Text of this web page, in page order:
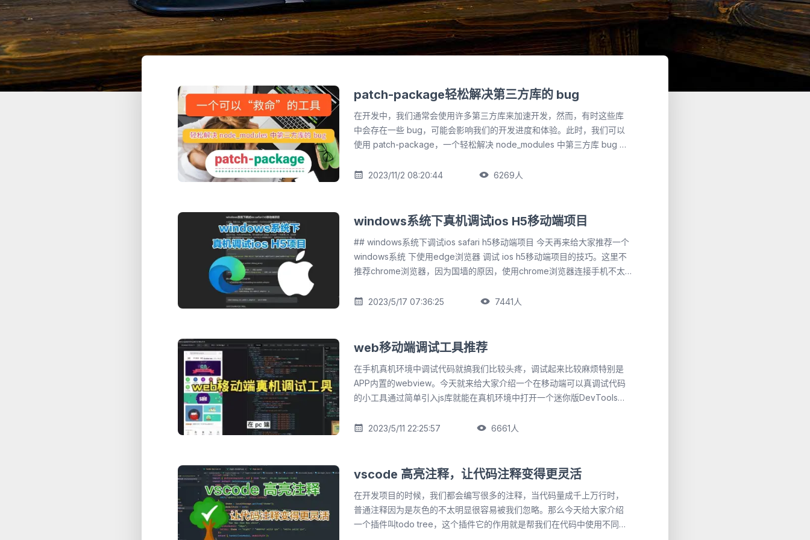
patch-package轻松解决第三方库的 bug
在开发中，我们通常会使用许多第三方库来加速开发，然而，有时这些库
中会存在一些 bug，可能会影响我们的开发进度和体验。此时，我们可以
使用 patch-package，一个轻松解决 node_modules 中第三方库 bug 的
package： ```cmd npm install patch-package --save-dev ``` 2. 打补丁
根目录下的 node_modules 目录 2. 找到需要打补丁的库，进入其目录 3.
打开需要打补丁的文件，进行修复，并保存到 patches/库名 下，例如：
vim patches/库名/bug-fix.patch 5. 运行 patch-package 命令，即可生成
一个新的补丁文件和一个新的 package.json 文件，例如： ``` yarn
应用到项目中，使修复生效。 使用补丁的方法如下： ```json 1. 在
用到项目中了，现在你可以运行项目，并验证是否已经修复 bug。 ``` 结
我们专注于自己的业务开发。
 2023/11/2 08:20:44  6269人
windows系统下真机调试ios H5移动端项目
## windows系统下调试ios safari h5移动端项目 今天再来给大家推荐一个
windows系统 下使用edge浏览器 调试 ios h5移动端项目的技巧。这里不
推荐chrome浏览器，因为国墙的原因，使用chrome浏览器连接手机不太
首先需要安装 `scoop` ,scoop是一个包管理工具，而安装 `scoop` 需要电
executionpolicy unrestricted -s cu #安装scoop iex (new-object
scoop安装ios_webkit_debug_proxy** //先来添加一个镜像源
```powershell scoop bucket add extras // 安装 bucket scoop install
ios-webkit-debug-proxy // 安装 ios-webkit-debug-proxy ``` 查看是否
webkit-adapter*** ```powershell npm install -g vs-libimobile npm
行调试。 *Iphone => 设置 => Safari 浏览器 => 高级 => web检查器 => 启用
remotedebug_ios_webkit_adapter --port=9000 ``` 打开edge调试工具
edge://inspect/#devices
 2023/5/17 07:36:25  7441人
web移动端调试工具推荐
在手机真机环境中调试代码就搞我们比较头疼，调试起来比较麻烦特别是
APP内置的webview。今天就来给大家介绍一个在移动端可以真调试代码
的小工具通过简单引入js库就能在真机环境中打开一个迷你版DevTools调
 2023/5/11 22:25:57  6661人
vscode 高亮注释，让代码注释变得更灵活
在开发项目的时候，我们都会编写很多的注释，当代码量成千上万行时，
普通注释因为是灰色的不太明显很容易被我们忽略。那么今天给大家介绍
一个插件叫todo tree，这个插件它的作用就是帮我们在代码中使用不同的